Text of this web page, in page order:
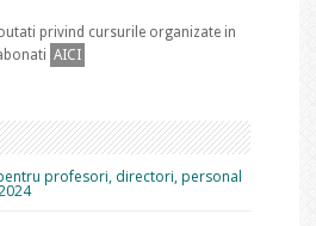
privind cursurile organizate in
AICI
pentru profesori, directori, personal